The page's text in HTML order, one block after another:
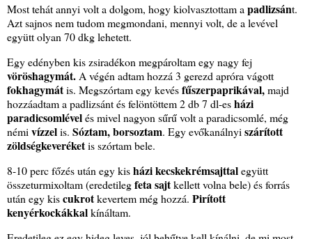
Most tehát annyi volt a dolgom, hogy kiolvasztottam apadlizsánt.
Azt sajnos nem tudom megmondani, mennyi volt, de a levével
együtt olyan 70 dkg lehetett.
Egy edényben kis zsiradékon megpároltam egy nagy fej
vöröshagymát.A végén adtam hozzá 3 gerezd apróra vágott
fokhagymátis. Megszórtam egy kevésfűszerpaprikával,majd
hozzáadtam a padlizsánt és felöntöttem 2 db 7 dl-esházi
paradicsomlévelés mivel nagyon sűrű volt a paradicsomlé, még
némivízzelis. Sóztam, borsoztam. Egy evőkanálnyiszárított
zöldségkeveréketis szórtam bele.
8-10 perc főzés után egy kisházi kecskekrémsajttalegyütt
összeturmixoltam (eredetilegfeta sajtkellett volna bele) és forrás
után egy kiscukrotkevertem még hozzá. Pirított
kenyérkockákkalkínáltam.